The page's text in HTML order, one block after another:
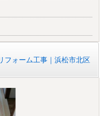
フォーム工事｜浜松市北区